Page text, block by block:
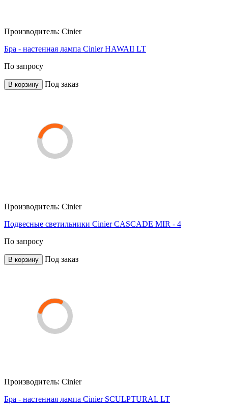
Производитель: Cinier
Бра - настенная лампа Cinier HAWAII LT
По запросу
В корзину Под заказ
Производитель: Cinier
Подвесные светильники Cinier CASCADE MIR - 4
По запросу
В корзину Под заказ
Производитель: Cinier
Бра - настенная лампа Cinier SCULPTURAL LT